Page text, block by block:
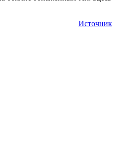
Источник